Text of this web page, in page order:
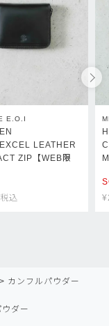
E.O.I
LEATHER
ZIP【WEB限
税込
¥
カンフルパウダー
ダー